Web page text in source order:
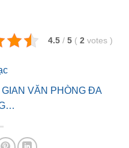
4.5 / 5 ( 2 votes )
VĂN PHÒNG ĐA